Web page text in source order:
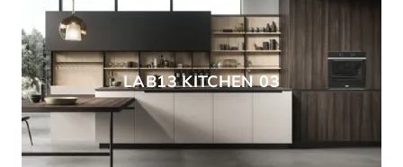
LAB13 KITCHEN 03